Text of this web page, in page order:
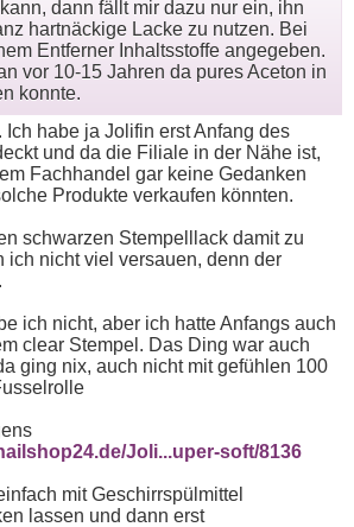
dann fällt mir dazu nur ein, ihn
hartnäckige Lacke zu nutzen. Bei
Entferner Inhaltsstoffe angegeben.
vor 10-15 Jahren da pures Aceton in
konnte.
Ich habe ja Jolifin erst Anfang des
und da die Filiale in der Nähe ist,
Fachhandel gar keine Gedanken
Produkte verkaufen könnten.
schwarzen Stempelllack damit zu
ich nicht viel versauen, denn der
ich nicht, aber ich hatte Anfangs auch
clear Stempel. Das Ding war auch
ging nix, auch nicht mit gefühlen 100
Joli...uper-soft/8136
mit Geschirrspülmittel
lassen und dann erst